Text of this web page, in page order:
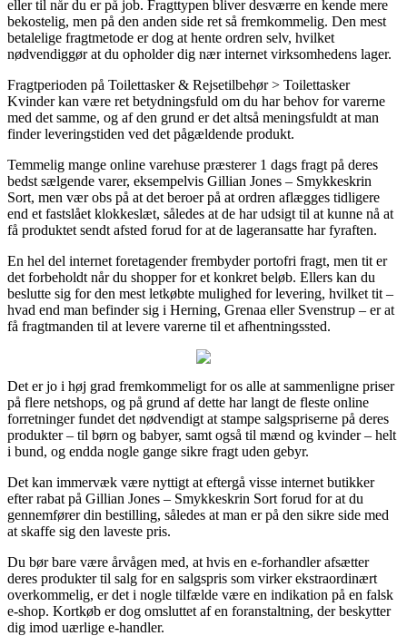
eller til når du er på job. Fragttypen bliver desværre en kende mere
bekostelig, men på den anden side ret så fremkommelig. Den mest
betalelige fragtmetode er dog at hente ordren selv, hvilket
nødvendiggør at du opholder dig nær internet virksomhedens lager.
Fragtperioden på Toilettasker & Rejsetilbehør > Toilettasker
Kvinder kan være ret betydningsfuld om du har behov for varerne
med det samme, og af den grund er det altså meningsfuldt at man
finder leveringstiden ved det pågældende produkt.
Temmelig mange online varehuse præsterer 1 dags fragt på deres
bedst sælgende varer, eksempelvis Gillian Jones – Smykkeskrin
Sort, men vær obs på at det beroer på at ordren aflægges tidligere
end et fastslået klokkeslæt, således at de har udsigt til at kunne nå at
få produktet sendt afsted forud for at de lageransatte har fyraften.
En hel del internet foretagender frembyder portofri fragt, men tit er
det forbeholdt når du shopper for et konkret beløb. Ellers kan du
beslutte sig for den mest letkøbte mulighed for levering, hvilket tit –
hvad end man befinder sig i Herning, Grenaa eller Svenstrup – er at
få fragtmanden til at levere varerne til et afhentningssted.
Det er jo i høj grad fremkommeligt for os alle at sammenligne priser
på flere netshops, og på grund af dette har langt de fleste online
forretninger fundet det nødvendigt at stampe salgspriserne på deres
produkter – til børn og babyer, samt også til mænd og kvinder – helt
i bund, og endda nogle gange sikre fragt uden gebyr.
Det kan immervæk være nyttigt at eftergå visse internet butikker
efter rabat på Gillian Jones – Smykkeskrin Sort forud for at du
gennemfører din bestilling, således at man er på den sikre side med
at skaffe sig den laveste pris.
Du bør bare være årvågen med, at hvis en e-forhandler afsætter
deres produkter til salg for en salgspris som virker ekstraordinært
overkommelig, er det i nogle tilfælde være en indikation på en falsk
e-shop. Kortkøb er dog omsluttet af en foranstaltning, der beskytter
dig imod uærlige e-handler.